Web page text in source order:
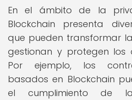
En el ámbito de la
Blockchain presenta
que pueden transformar
gestionan y protegen los
Por ejemplo, los
basados en Blockchain
el cumplimiento de